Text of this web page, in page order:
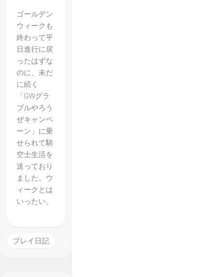
ゴールデン
ウィークも
終わって平
日進行に戻
ったはずな
のに、未だ
に続く
「GWグラ
ブルやろう
ぜキャンペ
ーン」に乗
せられて騎
空士生活を
送っており
ました。ウ
ィークとは
いったい。
プレイ日記